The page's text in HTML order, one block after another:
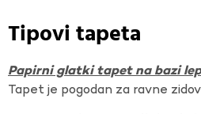
Tipovi tapeta
Papirni glatki tapet na bazi
Tapet je pogodan za ravne